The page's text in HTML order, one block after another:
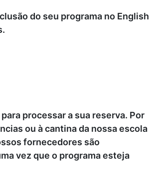
do seu programa no English
processar a sua reserva. Por
ou à cantina da nossa escola
fornecedores são
vez que o programa esteja